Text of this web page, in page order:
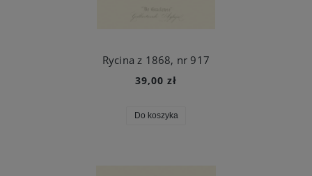
Rycina z 1868, nr 917
39,00 zł
Do koszyka